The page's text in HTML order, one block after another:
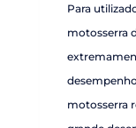
Para
motosserra
motosserra